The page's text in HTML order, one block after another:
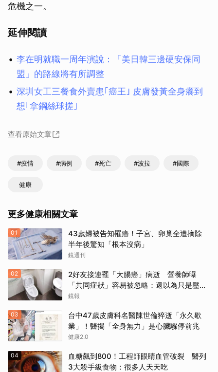
危機之一。
延伸閱讀
李在明就職一周年演說：「美日韓三邊硬安保同
盟」的路線將有所調整
深圳女工三餐食外賣患｢癌王｣ 皮膚發黃全身癢到
想｢拿鋼絲球搓｣
查看原始文章
#疫情 #病例 #死亡 #波拉 #國際
健康
更多健康相關文章
01
43歲婦被告知罹癌！子宮、卵巢全遭摘除
半年後驚知「根本沒病」
鏡週刊
02
2好友接連罹「大腸癌」病逝 營養師曝
「共同症狀」容易被忽略：還以為只是壓力
大
鏡報
03
台中47歲皮膚科名醫陳世倫猝逝「永久歇
業」！醫揭「全身無力」是心臟驟停前兆
健康2.0
04
血糖飆到800！工程師眼睛血管破裂 醫列
3大殺手級食物：很多人天天吃